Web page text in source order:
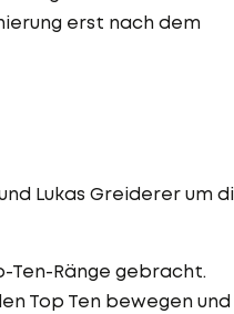
erst nach dem
Lukas Greiderer um
Ten-Ränge gebracht.
Top Ten bewegen und